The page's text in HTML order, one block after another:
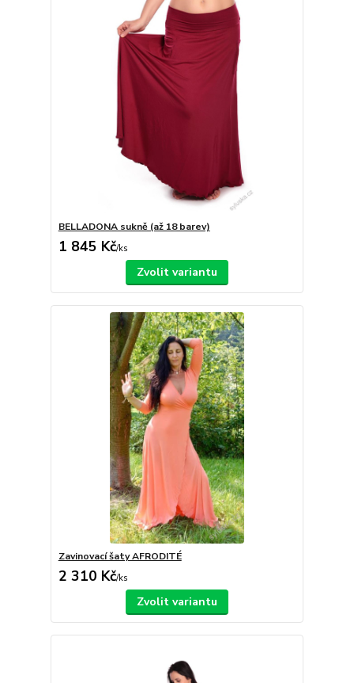
BELLADONA sukně (až 18 barev)
1 845 Kč/ks
Zvolit variantu
Zavinovací šaty AFRODITÉ
2 310 Kč/ks
Zvolit variantu